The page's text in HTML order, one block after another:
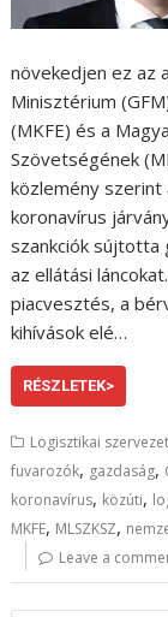
növekedjen ez az
Minisztérium
(MKFE) és a
Szövetségének
közlemény
koronavírus
szankciók sújtotta
az ellátási
piacvesztés, a
kihívások elé…
RÉSZLETEK>
Logisztikai
fuvarozók, gazdaság,
koronavírus, közúti,
MKFE, MLSZKSZ,
Leave a